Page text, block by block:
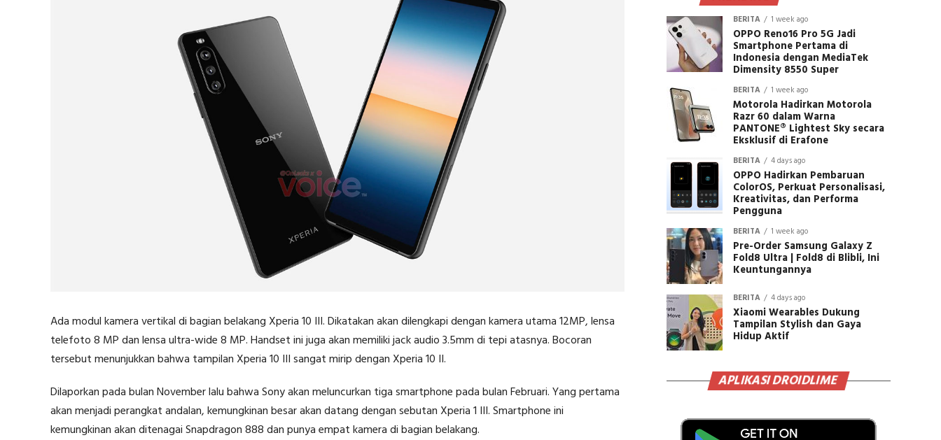
Ada modul kamera vertikal di bagian belakang Xperia 10 III. Dikatakan akan dilengkapi dengan kamera utama 12MP, lensa
telefoto 8 MP dan lensa ultra-wide 8 MP. Handset ini juga akan memiliki jack audio 3.5mm di tepi atasnya. Bocoran
tersebut menunjukkan bahwa tampilan Xperia 10 III sangat mirip dengan Xperia 10 II.
Dilaporkan pada bulan November lalu bahwa Sony akan meluncurkan tiga smartphone pada bulan Februari. Yang pertama
akan menjadi perangkat andalan, kemungkinan besar akan datang dengan sebutan Xperia 1 III. Smartphone ini
kemungkinan akan ditenagai Snapdragon 888 dan punya empat kamera di bagian belakang.
BERITA 1 week ago
OPPO Reno16 Pro 5G Jadi
Smartphone Pertama di
Indonesia dengan MediaTek
Dimensity 8550 Super
BERITA 1 week ago
Motorola Hadirkan Motorola
Razr 60 dalam Warna
PANTONE® Lightest Sky secara
Eksklusif di Erafone
BERITA 4 days ago
OPPO Hadirkan Pembaruan
ColorOS, Perkuat Personalisasi,
Kreativitas, dan Performa
Pengguna
BERITA 1 week ago
Pre-Order Samsung Galaxy Z
Fold8 Ultra | Fold8 di Blibli, Ini
Keuntungannya
BERITA 4 days ago
Xiaomi Wearables Dukung
Tampilan Stylish dan Gaya
Hidup Aktif
APLIKASI DROIDLIME